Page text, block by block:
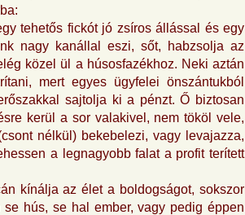
tehetős fickót jó zsíros állással és egy
nagy kanállal eszi, sőt, habzsolja az
közel ül a húsosfazékhoz. Neki aztán
mert egyes ügyfelei önszántukból
sajtolja ki a pénzt. Ő biztosan
kerül a sor valakivel, nem tököl vele,
nélkül) bekebelezi, vagy levajazza,
a legnagyobb falat a profit terített
kínálja az élet a boldogságot, sokszor
hús, se hal ember, vagy pedig éppen